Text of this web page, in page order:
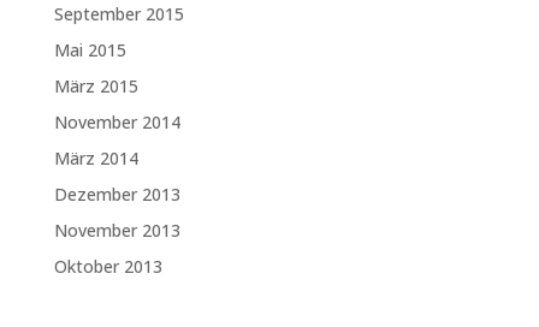
September 2015
Mai 2015
März 2015
November 2014
März 2014
Dezember 2013
November 2013
Oktober 2013